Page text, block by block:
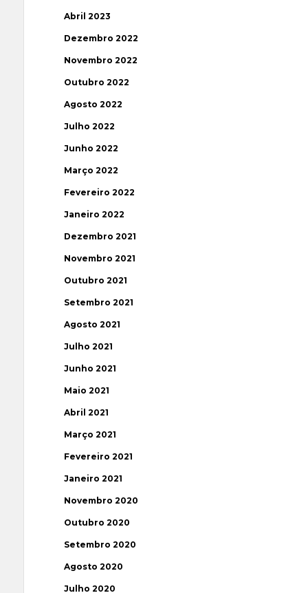
Abril 2023
Dezembro 2022
Novembro 2022
Outubro 2022
Agosto 2022
Julho 2022
Junho 2022
Março 2022
Fevereiro 2022
Janeiro 2022
Dezembro 2021
Novembro 2021
Outubro 2021
Setembro 2021
Agosto 2021
Julho 2021
Junho 2021
Maio 2021
Abril 2021
Março 2021
Fevereiro 2021
Janeiro 2021
Novembro 2020
Outubro 2020
Setembro 2020
Agosto 2020
Julho 2020